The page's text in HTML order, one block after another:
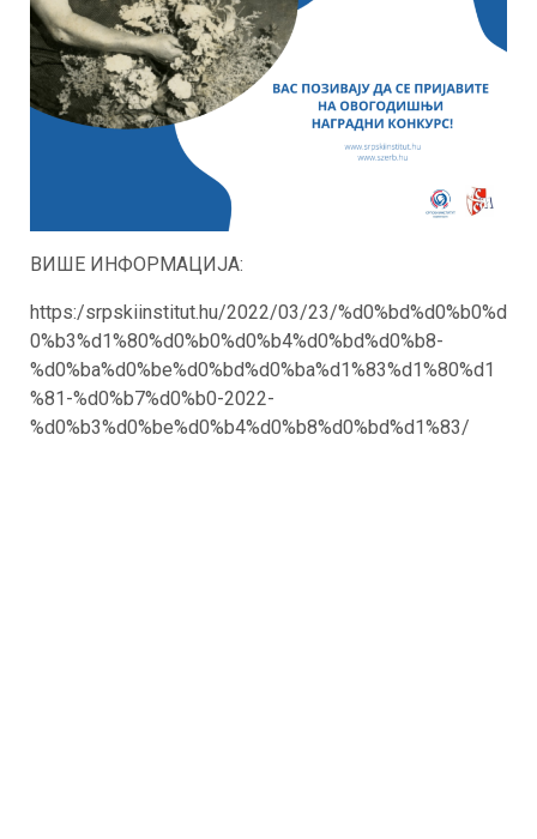
ВИШЕ ИНФОРМАЦИЈА:
https:/srpskiinstitut.hu/2022/03/23/%d0%bd%d0%b0%d
0%b3%d1%80%d0%b0%d0%b4%d0%bd%d0%b8-
%d0%ba%d0%be%d0%bd%d0%ba%d1%83%d1%80%d1
%81-%d0%b7%d0%b0-2022-
%d0%b3%d0%be%d0%b4%d0%b8%d0%bd%d1%83/